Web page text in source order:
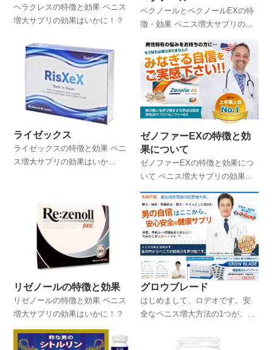
ヘラクレスの特徴と効果 ペニス
増大サプリの効果はいかに！？
ベクノールとベクノールEXの特
徴・効果 ペニス増大サプリの効
ライゼックス
ライゼックスの特徴と効果 ペニ
ス増大サプリの効果はいか
ゼノファーEXの特徴と効
果について
ゼノファーEXの特徴と効果につ
いて ペニス増大サプリの効果は
いかに！？
リゼノールの特徴と効果
リゼノールの特徴と効果 ペニス
増大サプリの効果はいかに！？
グロウブレード
はじめまして、ロデオです。安
全なペニス増大方法の1つが、サ
ていますが、このサイトでは僕